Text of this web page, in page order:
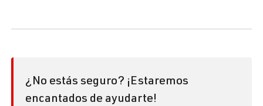
¿No estás seguro? ¡Estaremos
encantados de ayudarte!